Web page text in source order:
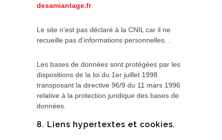
desamiantage.fr.
Le site n'est pas déclaré à la CNIL car il ne
recueille pas d'informations personnelles. .
Les bases de données sont protégées par les
dispositions de la loi du 1er juillet 1998
transposant la directive 96/9 du 11 mars 1996
relative à la protection juridique des bases de
données.
8. Liens hypertextes et cookies.